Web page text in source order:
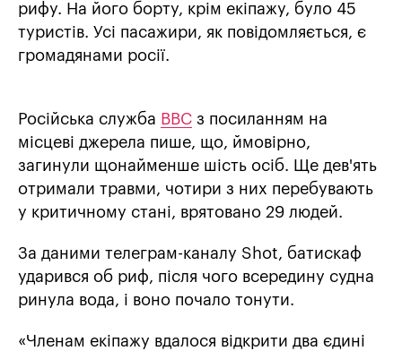
рифу. На його борту, крім екіпажу, було 45
туристів. Усі пасажири, як повідомляється, є
громадянами росії.
Російська служба ВВС з посиланням на
місцеві джерела пише, що, ймовірно,
загинули щонайменше шість осіб. Ще дев'ять
отримали травми, чотири з них перебувають
у критичному стані, врятовано 29 людей.
За даними телеграм-каналу Shot, батискаф
ударився об риф, після чого всередину судна
ринула вода, і воно почало тонути.
«Членам екіпажу вдалося відкрити два єдині